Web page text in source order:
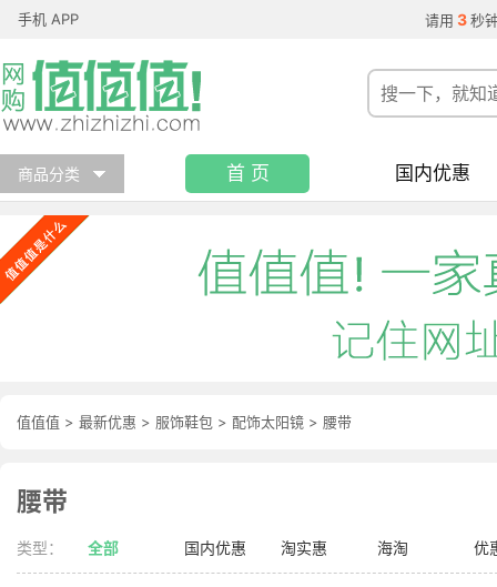
手机 APP 请用 3 秒
商品分类 首 页 国内优惠
值值值 > 最新优惠 > 服饰鞋包 > 配饰太阳镜 > 腰带
腰带
类型： 全部 国内优惠 淘实惠 海淘 优